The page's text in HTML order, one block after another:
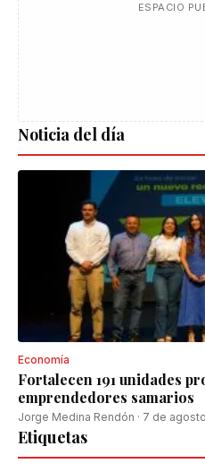
ESPACIO
Noticia del día
Economía
Fortalecen 191 unidades
emprendedores samarios
Jorge Medina Rendón · 7 de
Etiquetas